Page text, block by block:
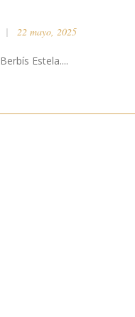
22 mayo, 2025
Estela....